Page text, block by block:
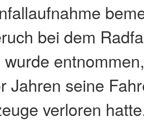
bei dem
Jahren seine
verloren